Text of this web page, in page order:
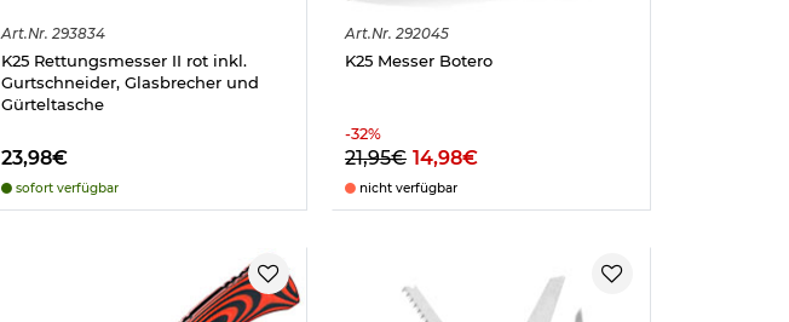
Art.Nr. 293834
K25 Rettungsmesser II rot inkl.
Gurtschneider, Glasbrecher und
Gürteltasche
23,98€
sofort verfügbar
Art.Nr. 292045
K25 Messer Botero
-32%
21,95€ 14,98€
nicht verfügbar